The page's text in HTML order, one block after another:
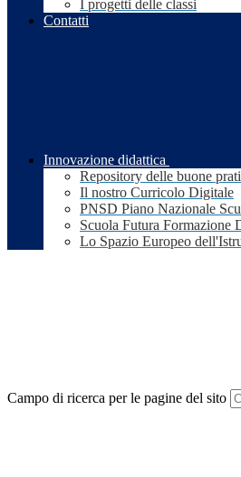
I progetti delle classi
Contatti
Innovazione didattica
Repository delle buone
Il nostro Curricolo Digitale
PNSD Piano Nazionale
Scuola Futura Formazione
Lo Spazio Europeo
Campo di ricerca per le pagine del sito